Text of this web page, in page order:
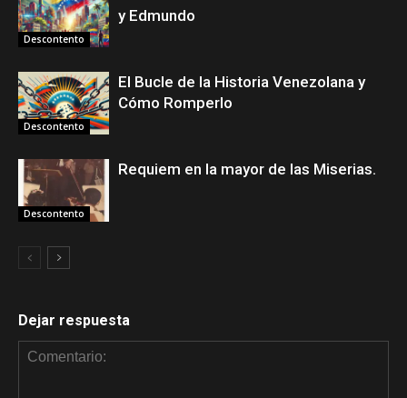
Descontento
y Edmundo
Descontento
El Bucle de la Historia Venezolana y
Cómo Romperlo
Descontento
Requiem en la mayor de las Miserias.
Dejar respuesta